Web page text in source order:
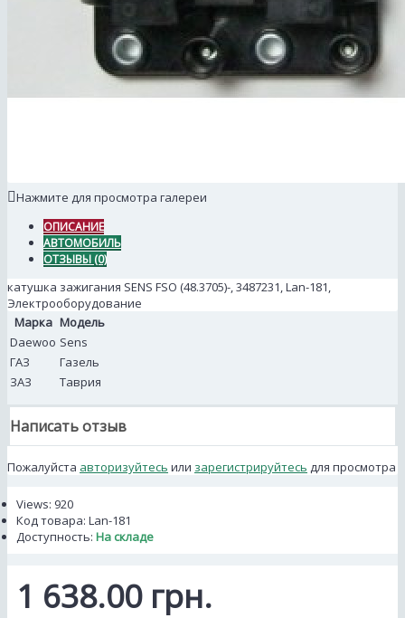
Нажмите для просмотра галереи
ОПИСАНИЕ
АВТОМОБИЛЬ
ОТЗЫВЫ (0)
катушка зажигания SENS FSO (48.3705)-, 3487231, Lan-181,
Электрооборудование
Марка Модель
Daewoo Sens
ГАЗ
Газель
ЗАЗ
Таврия
Написать отзыв
Пожалуйста авторизуйтесь или зарегистрируйтесь для просмотра
Views: 920
Код товара: Lan-181
Доступность: На складе
1 638.00 грн.